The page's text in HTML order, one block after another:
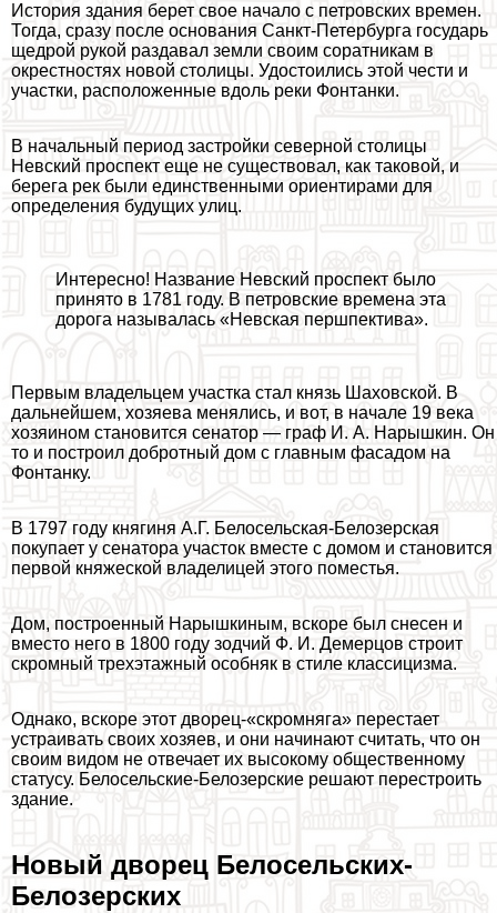
История здания берет свое начало с петровских времен.
Тогда, сразу после основания Санкт-Петербурга государь
щедрой рукой раздавал земли своим соратникам в
окрестностях новой столицы. Удостоились этой чести и
участки, расположенные вдоль реки Фонтанки.
В начальный период застройки северной столицы
Невский проспект еще не существовал, как таковой, и
берега рек были единственными ориентирами для
определения будущих улиц.
Интересно! Название Невский проспект было
принято в 1781 году. В петровские времена эта
дорога называлась «Невская першпектива».
Первым владельцем участка стал князь Шаховской. В
дальнейшем, хозяева менялись, и вот, в начале 19 века
хозяином становится сенатор — граф И. А. Нарышкин. Он
то и построил добротный дом с главным фасадом на
Фонтанку.
В 1797 году княгиня А.Г. Белосельская-Белозерская
покупает у сенатора участок вместе с домом и становится
первой княжеской владелицей этого поместья.
Дом, построенный Нарышкиным, вскоре был снесен и
вместо него в 1800 году зодчий Ф. И. Демерцов строит
скромный трехэтажный особняк в стиле классицизма.
Однако, вскоре этот дворец-«скромняга» перестает
устраивать своих хозяев, и они начинают считать, что он
своим видом не отвечает их высокому общественному
статусу. Белосельские-Белозерские решают перестроить
здание.
Новый дворец Белосельских-
Белозерских